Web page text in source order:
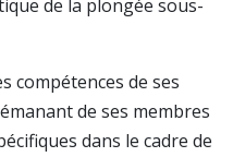
de la plongée sous-
compétences de ses
de ses membres
dans le cadre de